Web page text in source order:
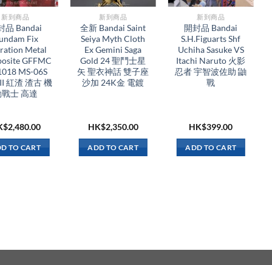
新到商品​
品 Bandai
Fix
Metal
GFFMC
MS-06S
紅渣 渣古 機
士 高達
2,480.00
TO CART
新到商品​
全新 Bandai Saint
Seiya Myth Cloth
Ex Gemini Saga
Gold 24 聖鬥士星
矢 聖衣神話 雙子座
沙加 24K金 電鍍
HK$2,350.00
ADD TO CART
新到商品​
開封品 Bandai
S.H.Figuarts Shf
Uchiha Sasuke VS
Itachi Naruto 火影
忍者 宇智波佐助 鼬
戰
HK$399.00
ADD TO CART